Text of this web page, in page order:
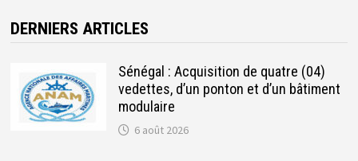
DERNIERS ARTICLES
Sénégal : Acquisition de quatre (04)
vedettes, d’un ponton et d’un bâtiment
modulaire
6 août 2026